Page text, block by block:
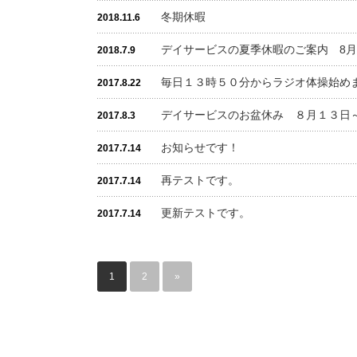
2018.11.6 冬期休暇
2018.7.9 デイサービスの夏季休暇のご案内 8
2017.8.22 毎日１３時５０分からラジオ体操始め
2017.8.3 デイサービスのお盆休み ８月１３日
2017.7.14 お知らせです！
2017.7.14 再テストです。
2017.7.14 更新テストです。
1 2 »